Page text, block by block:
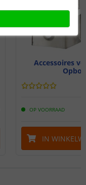
Accessoires
OP VOORRAAD
IN